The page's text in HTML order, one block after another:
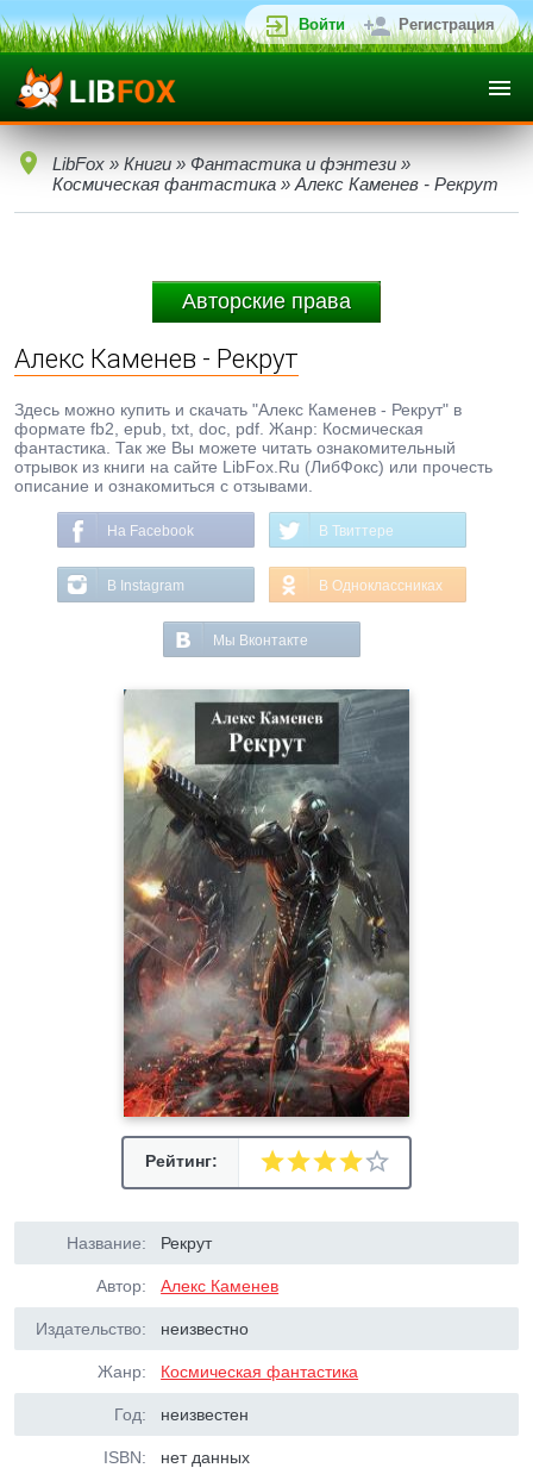
Войти Регистрация
LibFox » Книги » Фантастика и фэнтези »
Космическая фантастика » Алекс Каменев - Рекрут
Авторские права
Алекс Каменев - Рекрут
Здесь можно купить и скачать "Алекс Каменев - Рекрут" в
формате fb2, epub, txt, doc, pdf. Жанр: Космическая
фантастика. Так же Вы можете читать ознакомительный
отрывок из книги на сайте LibFox.Ru (ЛибФокс) или прочесть
описание и ознакомиться с отзывами.
На Facebook В Твиттере
В Instagram В Одноклассниках
Мы Вконтакте
Рейтинг:
Название: Рекрут
Автор: Алекс Каменев
Издательство: неизвестно
Жанр: Космическая фантастика
Год: неизвестен
ISBN: нет данных